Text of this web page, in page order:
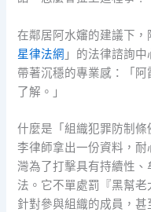
在鄰居阿水嬸的建議下
星律法網 」的法律諮詢
帶著沉穩的專業感：「
了解。」
什麼是「組織犯罪防制條
李律師拿出一份資料，耐
灣為了打擊具有持續性、
法。它不單處罰『黑幫
針對參與組織的成員，